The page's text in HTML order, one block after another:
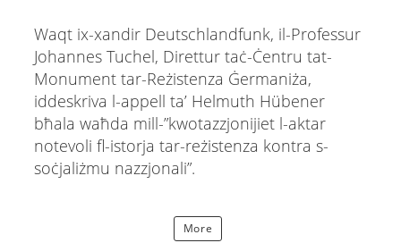
Waqt ix-xandir Deutschlandfunk, il-Professur
Johannes Tuchel, Direttur taċ-Ċentru tat-
Monument tar-Reżistenza Ġermaniża,
iddeskriva l-appell ta’ Helmuth Hübener
bħala waħda mill-”kwotazzjonijiet l-aktar
notevoli fl-istorja tar-reżistenza kontra s-
soċjaliżmu nazzjonali”.
More